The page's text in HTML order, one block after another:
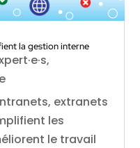
la gestion interne
,
extranets
les
le travail